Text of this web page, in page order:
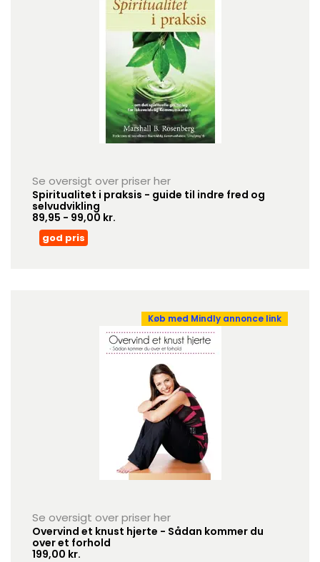
Se oversigt over priser her
Spiritualitet i praksis - guide til indre fred og
selvudvikling
89,95 - 99,00 kr.
god pris
Køb med Mindly annonce link
Se oversigt over priser her
Overvind et knust hjerte - Sådan kommer du
over et forhold
199,00 kr.